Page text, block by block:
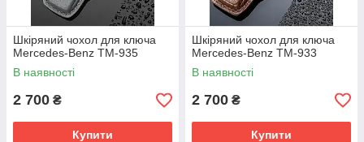
Шкіряний чохол для ключа
Mercedes-Benz TM-935
В наявності
2 700 ₴
Купити
Шкіряний чохол для ключа
Mercedes-Benz TM-933
В наявності
2 700 ₴
Купити